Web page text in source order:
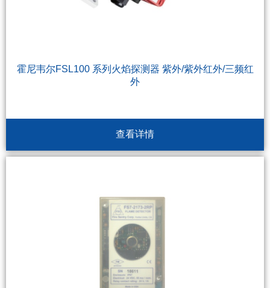
霍尼韦尔FSL100 系列火焰探测器 紫外/紫外红外/三频红
外
查看详情